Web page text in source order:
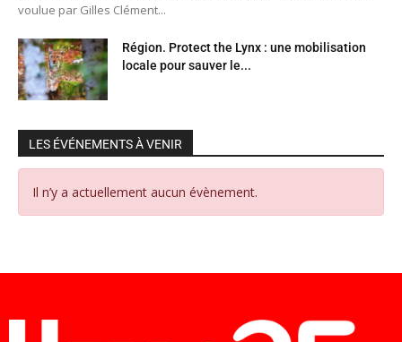
voulue par Gilles Clément...
Région. Protect the Lynx : une mobilisation
locale pour sauver le...
LES ÉVÉNEMENTS À VENIR
Il n’y a actuellement aucun évènement.